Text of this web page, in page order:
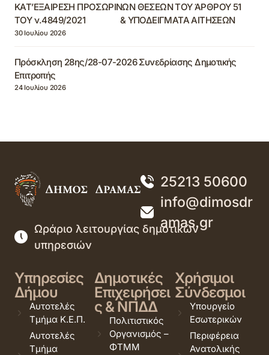
ΚΑΤ’ΕΞΑΙΡΕΣΗ ΠΡΟΣΩΡΙΝΩΝ ΘΕΣΕΩΝ ΤΟΥ ΆΡΘΡΟΥ 51
ΤΟΥ ν.4849/2021 & ΥΠΟΔΕΙΓΜΑΤΑ ΑΙΤΗΣΕΩΝ
30 Ιουλίου 2026
Πρόσκληση 28ης/28-07-2026 Συνεδρίασης Δημοτικής
Επιτροπής
24 Ιουλίου 2026
25213 50600
info@dimosdr
amas.gr
Ωράριο λειτουργίας δημοτικών
υπηρεσιών
Υπηρεσίες
Δήμου
Αυτοτελές
Τμήμα Κ.Ε.Π.
Αυτοτελές
Τμήμα
Δημοτικές
Επιχειρήσει
ς & ΝΠΔΔ
Πολιτιστικός
Οργανισμός –
ΦΤΜΜ
Χρήσιμοι
Σύνδεσμοι
Υπουργείο
Εσωτερικών
Περιφέρεια
Ανατολικής